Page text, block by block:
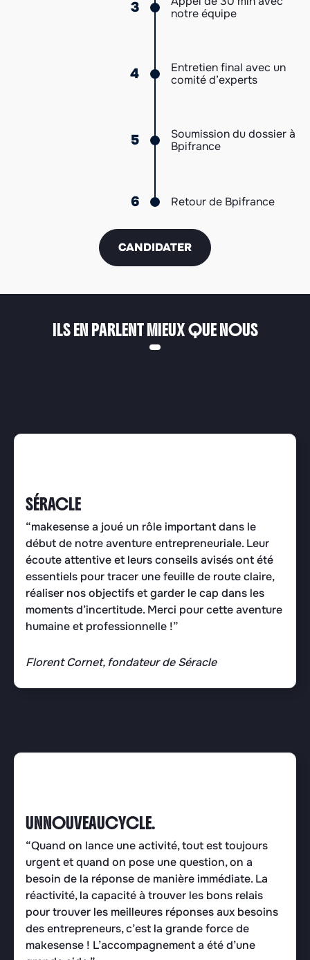
3
notre équipe
4
Entretien final avec un
comité d’experts
5
Soumission du dossier à
Bpifrance
6 Retour de Bpifrance
CANDIDATER
ILS EN PARLENT MIEUX QUE NOUS
SÉRACLE
“makesense a ​joué un rôle important dans le
début de notre aventure entrepreneuriale. Leur
écoute attentive et leurs conseils avisés ont été
essentiels pour tracer une feuille de route claire,
réaliser nos objectifs et garder le cap dans les
moments d’incertitude. Merci pour cette aventure
humaine et professionnelle !”
Florent Cornet, fondateur de Séracle
UNNOUVEAUCYCLE.
“Quand on lance une activité, tout est toujours
urgent et quand on pose une question, on a
besoin de la réponse de manière immédiate. La
réactivité, la capacité à trouver les bons relais
pour trouver les meilleures réponses aux besoins
des entrepreneurs, c’est la grande force de
makesense ! L’accompagnement a été d’une